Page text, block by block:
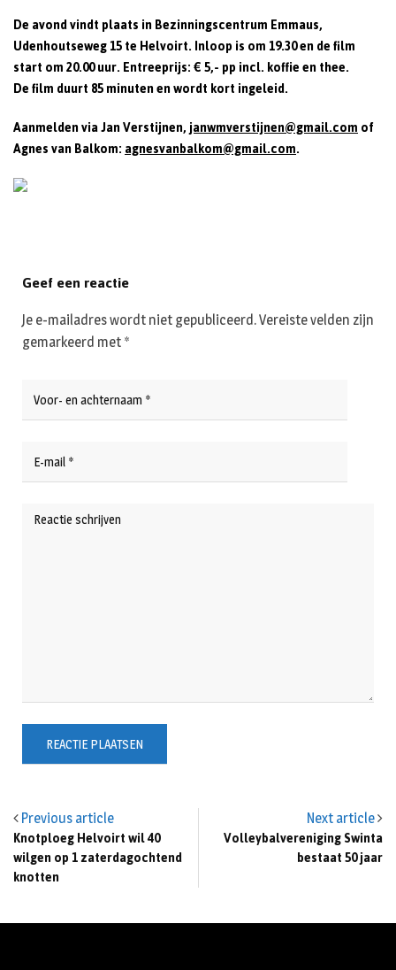
De avond vindt plaats in Bezinningscentrum Emmaus,
Udenhoutseweg 15 te Helvoirt.Inloop is om 19.30 en de film
start om 20.00 uur. Entreeprijs: € 5,- pp incl. koffie en thee.
De film duurt 85 minuten en wordt kort ingeleid.
Aanmelden via Jan Verstijnen,janwmverstijnen@gmail.comof
Agnes van Balkom:agnesvanbalkom@gmail.com.
Previous article
Knotploeg Helvoirt wil 40
wilgen op 1 zaterdagochtend
knotten
Next article
Volleybalvereniging Swinta
bestaat 50 jaar
Geef een reactie
Je e-mailadres wordt niet gepubliceerd.Vereiste velden zijn
gemarkeerd met *